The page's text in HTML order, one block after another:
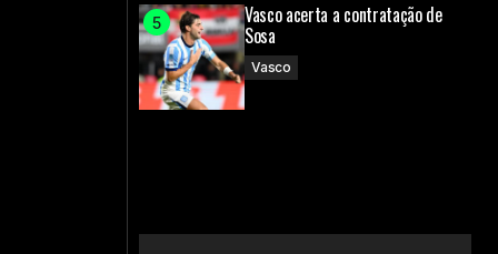
Vasco acerta a contratação de
Sosa
Vasco